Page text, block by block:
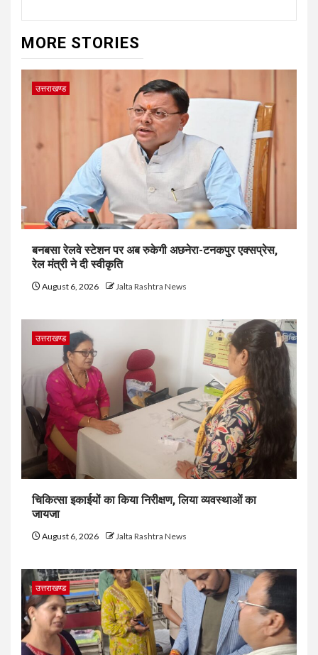
MORE STORIES
उत्तराखण्ड
बनबसा रेलवे स्टेशन पर अब रुकेगी अछनेरा-टनकपुर एक्सप्रेस,
रेल मंत्री ने दी स्वीकृति
August 6, 2026 Jalta Rashtra News
उत्तराखण्ड
चिकित्सा इकाईयों का किया निरीक्षण, लिया व्यवस्थाओं का
जायजा
August 6, 2026 Jalta Rashtra News
उत्तराखण्ड